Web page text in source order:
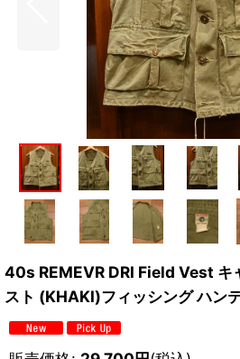
40s REMEVR DRI Field Vest キ
スト (KHAKI)フィッシング ハン